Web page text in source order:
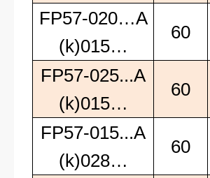
FP57-020…A
(k)015…
60
FP57-025...A
(k)015…
60
FP57-015...A
(k)028…
60